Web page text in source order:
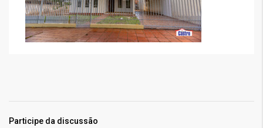
Participe da discussão